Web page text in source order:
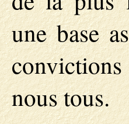
une base
nous tous.